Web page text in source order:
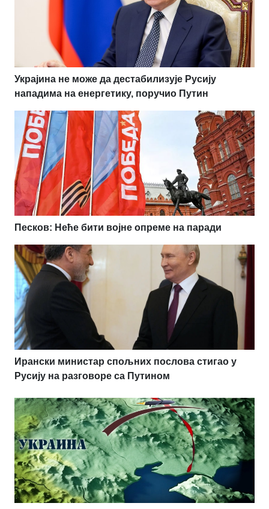
Украјина не може да дестабилизује Русију
нападима на енергетику, поручио Путин
Песков: Неће бити војне опреме на паради
Ирански министар спољних послова стигао у
Русију на разговоре са Путином